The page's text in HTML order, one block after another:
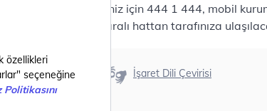
as a Service(PaaS)
bireysel talepleriniz için 444 1 444, mobil
444 0375 numaralı hattan tarafınıza
Erişilebilirlik İşaret Dili Çevirisi